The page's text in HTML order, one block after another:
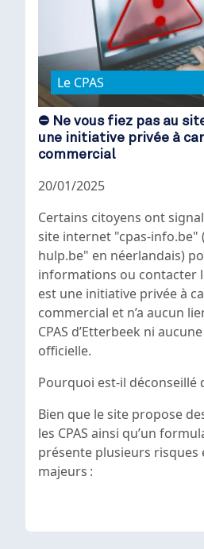
Le CPAS
⛔ Ne vous fiez pas au
une initiative privée à
commercial
20/01/2025
Certains citoyens ont
site internet "cpas-info.be"
hulp.be" en néerlandais)
informations ou contacter
est une initiative privée à
commercial et n’a aucun
CPAS d’Etterbeek ni
officielle.
Pourquoi est-il déconseillé
Bien que le site propose
les CPAS ainsi qu’un
présente plusieurs risques
majeurs :